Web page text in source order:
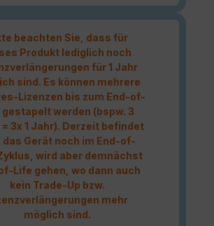
beachten Sie, dass für
Produkt lediglich noch
für 1 Jahr
sind. Es können mehrere
Lizenzen bis zum End-of-
gestapelt werden (bspw. 3
3x 1 Jahr). Derzeit befindet
das Gerät noch im End-of-
wird aber demnächst
Life gehen, wo dann auch
kein Trade-Up bzw.
mehr
möglich sind.